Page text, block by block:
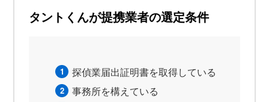
タントくんが提携業者の選定条件
探偵業届出証明書を取得している
事務所を構えている